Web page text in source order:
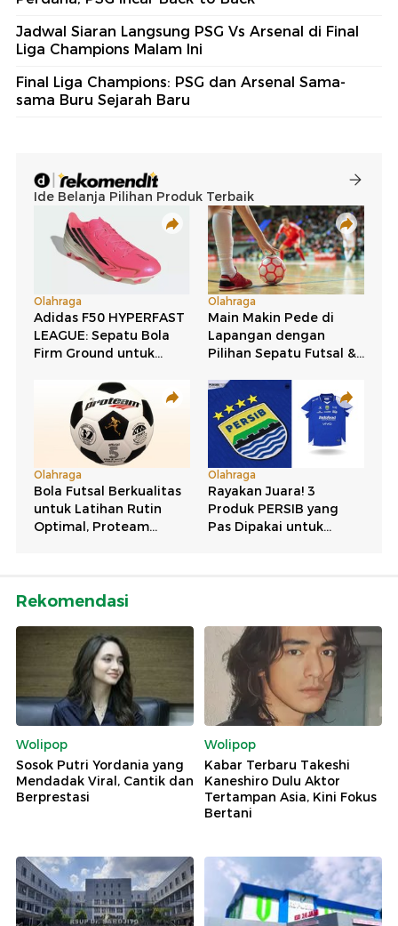
Jadwal Siaran Langsung PSG Vs Arsenal di Final
Liga Champions Malam Ini
Final Liga Champions: PSG dan Arsenal Sama-
sama Buru Sejarah Baru
Rekomendasi
Wolipop
Sosok Putri Yordania yang
Mendadak Viral, Cantik dan
Berprestasi
Wolipop
Kabar Terbaru Takeshi
Kaneshiro Dulu Aktor
Tertampan Asia, Kini Fokus
Bertani